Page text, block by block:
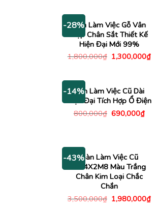
-28%Bàn Làm Việc Gỗ Vân
Đẹp Chân Sắt Thiết Kế
Hiện Đại Mới 99%
1,800,000₫ Giá
gốc
1,300,000₫Giá
-14%Bàn Làm Việc Cũ Dài
Hiện Đại Tích Hợp Ổ Điện
800,000₫ Giá
690,000₫Giá
-43%Bàn Làm Việc Cũ
1M4X2M8 Màu Trắng
Chân Kim Loại Chắc
Chắn
3,500,000₫ Giá
gốc
1,980,000₫Giá